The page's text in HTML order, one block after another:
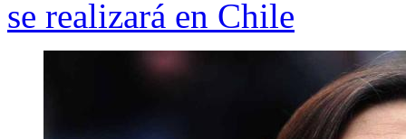
se realizará en Chile